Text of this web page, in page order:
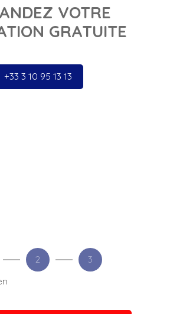
VOTRE
GRATUITE
+33 3 10 95 13 13
2 3